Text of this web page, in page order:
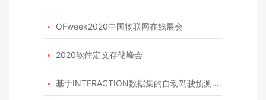
 OFweek2020中国物联网在线展会
 2020软件定义存储峰会
 基于INTERACTION数据集的自动驾驶预测模型挑战赛